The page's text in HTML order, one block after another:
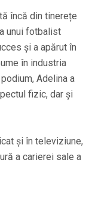
încă din tinerețe
unui fotbalist
și a apărut în
în industria
Adelina a
fizic, dar și
și în televiziune,
a carierei sale a